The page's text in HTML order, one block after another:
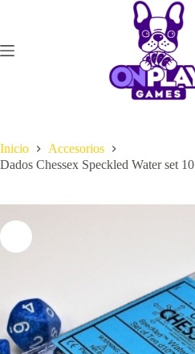
Inicio
Accesorios
Dados Chessex Speckled Water set 10